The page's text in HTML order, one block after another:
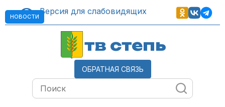
Версия для слабовидящих
тв степь
ОБРАТНАЯ СВЯЗЬ
НОВОСТИ